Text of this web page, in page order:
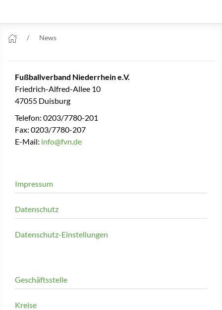
News
Fußballverband Niederrhein e.V.
Friedrich-Alfred-Allee 10
47055 Duisburg
Telefon: 0203/7780-201
Fax: 0203/7780-207
E-Mail: info@fvn.de
Impressum
Datenschutz
Datenschutz-Einstellungen
Geschäftsstelle
Kreise